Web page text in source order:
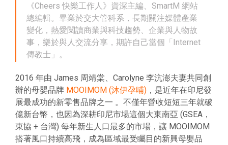
《Cheers 快樂工作人》資深主編、SmartM 網站
總編輯。畢業於交大管科系，長期關注媒體產業
變化，熱愛閱讀商業與科技趨勢、企業與人物故
事，樂於與人交流分享，期許自己當個「Internet
傳教士」。
2016 年由 James 周靖棠、Carolyne 李沆澎夫妻共同創
辦的母嬰品牌 MOOIMOM (沐伊孕哺) ，是近年在印尼發
展最成功的新零售品牌之一 。不僅年營收短短三年就破
億新台幣，也因為深耕印尼市場這個大東南亞 (GSEA，
東協 + 台灣) 每年新生人口最多的市場，讓 MOOIMOM
搭著風口持續高飛，成為區域最受矚目的新興母嬰品